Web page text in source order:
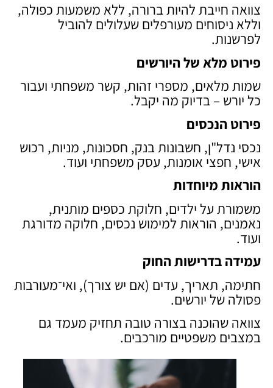
צוואה חייבת להיות ברורה, ללא משמעות כפולה,
וללא ניסוחים מעורפלים שעלולים להוביל
לפרשנות.
פירוט מלא של היורשים
שמות מלאים, מספרי זהות, קשר משפחתי ועבור
כל יורש – בדיוק מה יקבל.
פירוט הנכסים
נכסי נדל"ן, חשבונות בנק, חסכונות, מניות, רכוש
אישי, חפצי אומנות, עסק משפחתי ועוד.
הוראות מיוחדות
משמורת על ילדים, חלוקת כספים מותנית,
נאמנים, הוראות למימוש נכסים, חלוקה מדורגת
ועוד.
עמידה בדרישות החוק
חתימה, תאריך, עדים (אם יש צורך), ואי־מעורבות
פסולה של יורשים.
צוואה שהוכנה בצורה טובה תחזיק מעמד גם
במצבים משפטיים מורכבים.